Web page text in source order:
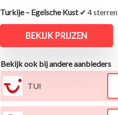
Turkije – Egeïsche Kust✔ 4 sterren
BEKIJK PRIJZEN
Bekijk ook bij andere aanbieders
TUI